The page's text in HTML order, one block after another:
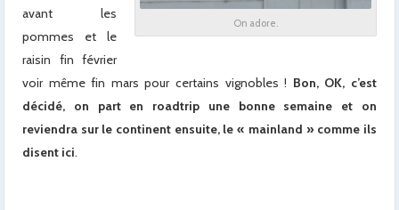
On adore.
avant les
pommes et le
raisin fin février
voir même fin mars pour certains vignobles ! Bon, OK, c’est
décidé, on part en roadtrip une bonne semaine et on
reviendra sur le continent ensuite, le « mainland » comme ils
disent ici.